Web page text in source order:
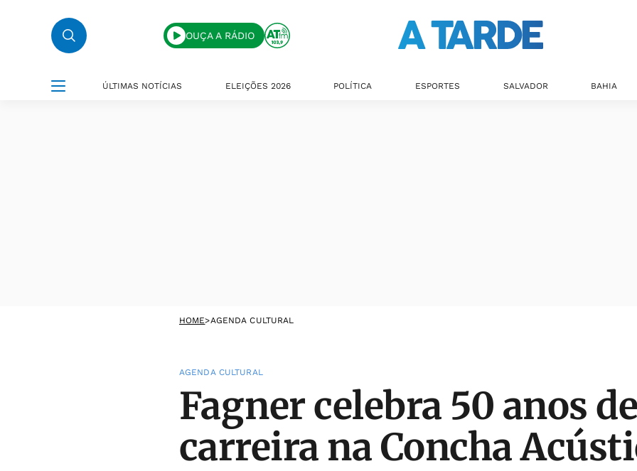
OUÇA A RÁDIO
ÚLTIMAS NOTÍCIAS ELEIÇÕES 2026 POLÍTICA ESPORTES SALVADOR BAHIA
HOME>AGENDA CULTURAL
AGENDA CULTURAL
Fagner celebra 50 anos de
carreira na Concha